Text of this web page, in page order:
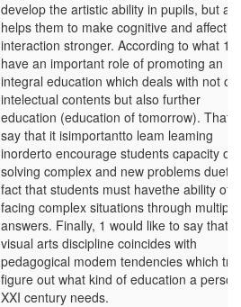
develop the artistic ability in pupils, but
helps them to make cognitive and
interaction stronger. According to what 1
have an important role of promoting an
integral education which deals with not
intelectual contents but also further
education (education of tomorrow). That
say that it isimportantto leam leaming
inorderto encourage students capacity of
solving complex and new problems
fact that students must havethe ability of
facing complex situations through multiple
answers. Finally, 1 would like to say that
visual arts discipline coincides with
pedagogical modem tendencies which try
figure out what kind of education a
XXI century needs.